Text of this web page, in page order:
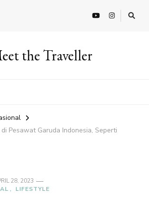
the Traveller
Pesawat Garuda Indonesia, Seperti
28, 2023
LIFESTYLE